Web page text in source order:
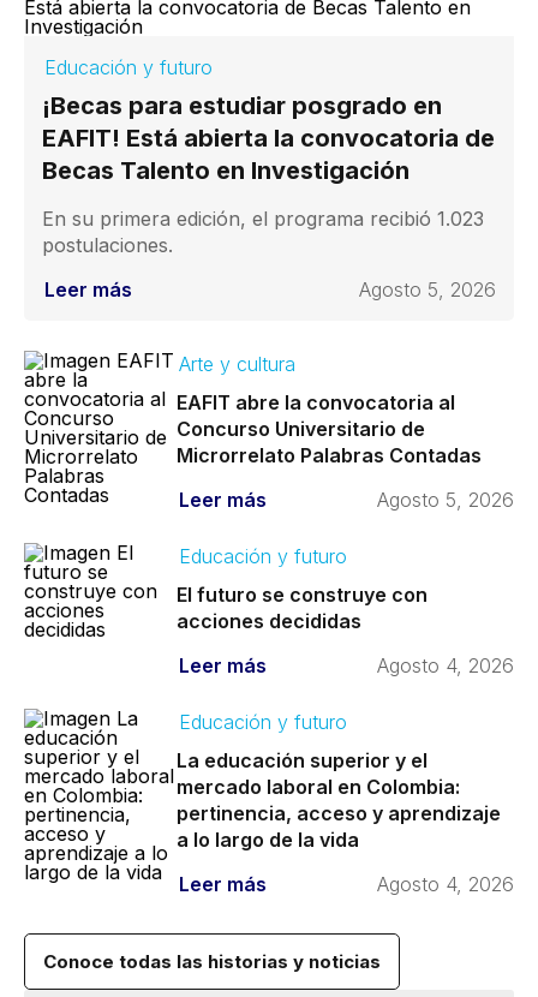
Educación y futuro
¡Becas para estudiar posgrado en
EAFIT! Está abierta la convocatoria de
Becas Talento en Investigación
En su primera edición, el programa recibió 1.023
postulaciones.
Leer más
Agosto 5, 2026
Arte y cultura
EAFIT abre la convocatoria al
Concurso Universitario de
Microrrelato Palabras Contadas
Leer más
Agosto 5, 2026
Educación y futuro
El futuro se construye con
acciones decididas
Leer más
Agosto 4, 2026
Educación y futuro
La educación superior y el
mercado laboral en Colombia:
pertinencia, acceso y aprendizaje
a lo largo de la vida
Leer más
Agosto 4, 2026
Conoce todas las historias y noticias